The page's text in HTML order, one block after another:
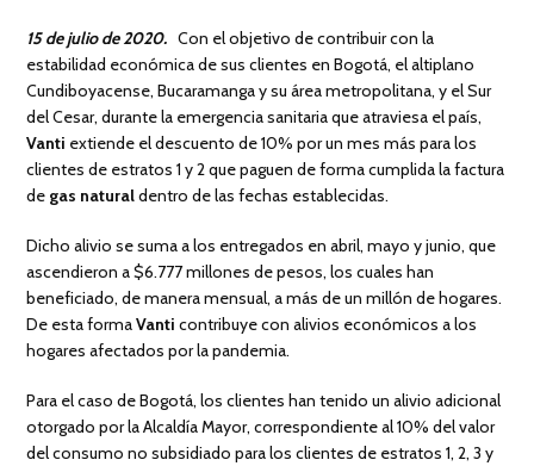
15 de julio de 2020. Con el objetivo de contribuir con la
estabilidad económica de sus clientes en Bogotá, el altiplano
Cundiboyacense, Bucaramanga y su área metropolitana, y el Sur
del Cesar, durante la emergencia sanitaria que atraviesa el país,
Vanti extiende el descuento de 10% por un mes más para los
clientes de estratos 1 y 2 que paguen de forma cumplida la factura
de gas naturaldentro de las fechas establecidas.
Dicho alivio se suma a los entregados en abril, mayo y junio, que
ascendieron a $6.777 millones de pesos, los cuales han
beneficiado, de manera mensual, a más de un millón de hogares.
De esta formaVanticontribuye con alivios económicos a los
hogares afectados por la pandemia.
Para el caso de Bogotá, los clientes han tenido un alivio adicional
otorgado por la Alcaldía Mayor, correspondiente al 10% del valor
del consumo no subsidiado para los clientes de estratos 1, 2, 3 y